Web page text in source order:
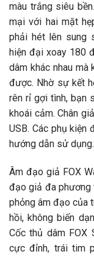
màu trắng siêu
mại với hai mặt
phải hét lên sung
hiện đại xoay 180
dâm khác nhau
được. Nhờ sự kết
rên rỉ gợi tình, bạn
khoái cảm. Chân
USB. Các phụ kiện
hướng dẫn sử dụng.
Âm đạo giả FOX
đạo giả đa phương
phỏng âm đạo của
hồi, không biến
Cốc thủ dâm FOX
cực đỉnh, trái tim